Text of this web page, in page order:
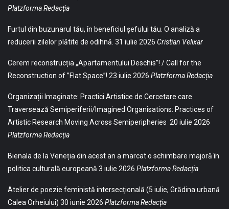
Platzforma Redacția
Furtul din buzunarul tău, în beneficiul șefului tău. O analiză a
reducerii zilelor plătite de odihnă. 31 iulie 2026 Cristian Velixar
Cerem reconstrucția „Apartamentului Deschis”! / Call for the
Reconstruction of ”Flat Space”! 23 iulie 2026 Platzforma Redacția
Organizații Imaginate: Practici Artistice de Cercetare care
Traversează Semiperiferii/Imagined Organisations: Practices of
Artistic Research Moving Across Semiperipheries 20 iulie 2026
Platzforma Redacția
Bienala de la Veneția din acest an a marcat o schimbare majoră în
politica culturală europeană 3 iulie 2026 Platzforma Redacția
Atelier de poezie feministă intersecțională (5 iulie, Grădina urbană
Calea Orheiului) 30 iunie 2026 Platzforma Redacția